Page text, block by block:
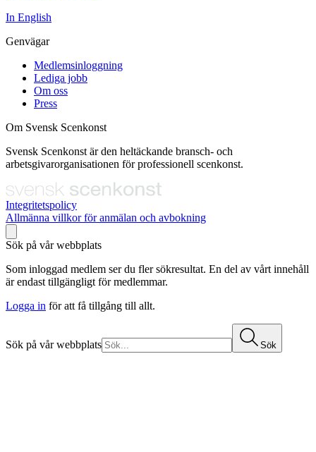
In English
Genvägar
Medlemsinloggning
Lediga jobb
Om oss
Press
Om Svensk Scenkonst
Svensk Scenkonst är den heltäckande bransch- och
arbetsgivarorganisationen för professionell scenkonst.
Integritetspolicy
Allmänna villkor för anmälan och avbokning
Sök på vår webbplats
Som inloggad medlem ser du fler sökresultat. En del av vårt innehåll
är endast tillgängligt för medlemmar.
Logga in för att få tillgång till allt.
Sök på vår webbplats Sök